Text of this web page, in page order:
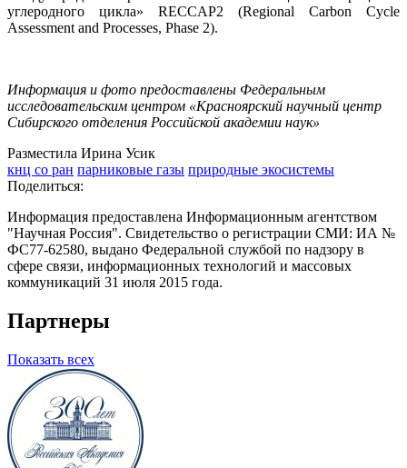
углеродного цикла» RECCAP2 (Regional Carbon Cycle
Assessment and Processes, Phase 2).
Информация и фото предоставлены Федеральным
исследовательским центром «Красноярский научный центр
Сибирского отделения Российской академии наук»
Разместила Ирина Усик
кнц со ран парниковые газы природные экосистемы
Поделиться:
Информация предоставлена Информационным агентством
"Научная Россия". Свидетельство о регистрации СМИ: ИА №
ФС77-62580, выдано Федеральной службой по надзору в
сфере связи, информационных технологий и массовых
коммуникаций 31 июля 2015 года.
Партнеры
Показать всех